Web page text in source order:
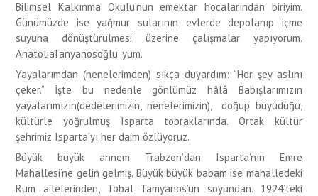
Bilimsel Kalkınma Okulu’nun emektar hocalarından biriyim.
Günümüzde ise yağmur sularının evlerde depolanıp içme
suyuna dönüştürülmesi üzerine çalışmalar yapıyorum.
AnatoliaTanyanosoğlu’ yum.
Yayalarımdan (nenelerimden) sıkça duyardım: “Her şey aslını
çeker.” İşte bu nedenle gönlümüz hâlâ Babışlarımızın
yayalarımızın(dedelerimizin, nenelerimizin), doğup büyüdüğü,
kültürle yoğrulmuş Isparta topraklarında. Ortak kültür
şehrimiz Isparta’yı her daim özlüyoruz.
Büyük büyük annem Trabzon’dan Isparta’nın Emre
Mahallesi’ne gelin gelmiş. Büyük büyük babam ise mahalledeki
Rum ailelerinden, Tobal Tamyanos’un soyundan. 1924’teki